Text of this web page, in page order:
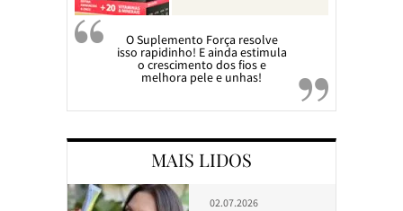
O Suplemento Força resolve
isso rapidinho! E ainda estimula
o crescimento dos fios e
melhora pele e unhas!
MAIS LIDOS
02.07.2026